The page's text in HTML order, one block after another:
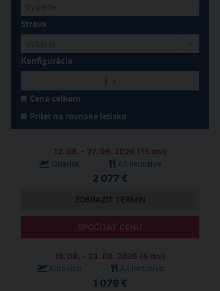
Strava
Konfigurácia
Cena celkom
Prílet na rovnake letisko
12. 08. - 27. 08. 2026 (15 dní)
Gdańsk
All Inclusive
2 077 €
ZOBRAZIT TERMÍN
SPOČÍTAŤ CENU
15. 08. - 23. 08. 2026 (8 dní)
Katovice
All Inclusive
1 079 €